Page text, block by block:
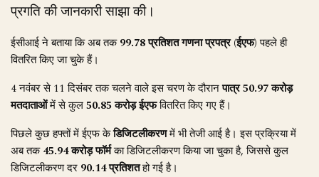
प्रगति की जानकारी साझा की।
ईसीआई ने बताया कि अब तक99.78 प्रतिशत गणना प्रपत्र (ईएफ)पहले ही
वितरित किए जा चुके हैं।
4 नवंबर से 11 दिसंबर तक चलने वाले इस चरण के दौरानपात्र 50.97 करोड़
मतदाताओंमें से कुल50.85 करोड़ ईएफवितरित किए गए हैं।
पिछले कुछ हफ्तों में ईएफ केडिजिटलीकरणमें भी तेजी आई है। इस प्रक्रिया में
अब तक45.94 करोड़ फॉर्मका डिजिटलीकरण किया जा चुका है, जिससे कुल
डिजिटलीकरण दर 90.14 प्रतिशतहो गई है।